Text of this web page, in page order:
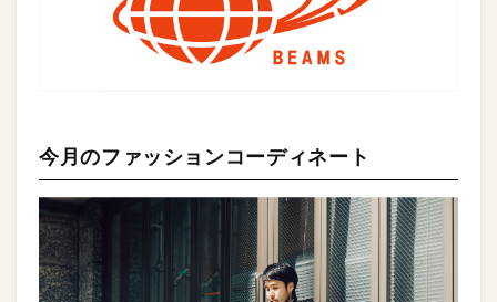
今月のファッションコーディネート